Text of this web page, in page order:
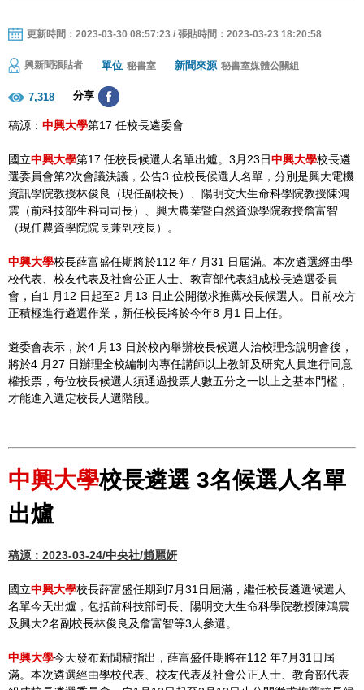
更新時間：2023-03-30 08:57:23 / 張貼時間：2023-03-23 18:20:58
興新聞張貼者 單位 秘書室 新聞來源 秘書室媒體公關組
7,318 分享
稿源： 中興大學第17 任校長遴委會
國立中興大學第17 任校長候選人名單出爐。3月23日中興大學校長遴
選委員會第2次會議決議，公告3 位校長候選人名單，分別是興大電機
資訊學院教授林俊良（現任副校長）、陽明交大生命科學院教授陳鴻
震（前科技部生科司司長）、興大農業暨自然資源學院教授詹富智
（現任農資學院院長兼副校長）。
中興大學校長薛富盛任期將於112 年7 月31 日屆滿。本次遴選經由學
校代表、校友代表及社會公正人士、教育部代表組成校長遴選委員
會，自1 月12 日起至2 月13 日止公開徵求推薦校長候選人。目前校方
正積極進行遴選作業，新任校長將於今年8 月1 日上任。
遴委會表示，於4 月13 日於校內舉辦校長候選人治校理念說明會後，
將於4 月27 日辦理全校編制內專任講師以上教師及研究人員進行同意
權投票，每位校長候選人須通過投票人數五分之一以上之基本門檻，
才能進入選定校長人選階段。
中興大學校長遴選 3名候選人名單
出爐
稿源：2023-03-24/中央社/趙麗妍
國立中興大學校長薛富盛任期到7月31日屆滿，繼任校長遴選候選人
名單今天出爐，包括前科技部司長、陽明交大生命科學院教授陳鴻震
及興大2名副校長林俊良及詹富智等3人參選。
中興大學今天發布新聞稿指出，薛富盛任期將在112 年7月31日屆
滿。本次遴選經由學校代表、校友代表及社會公正人士、教育部代表